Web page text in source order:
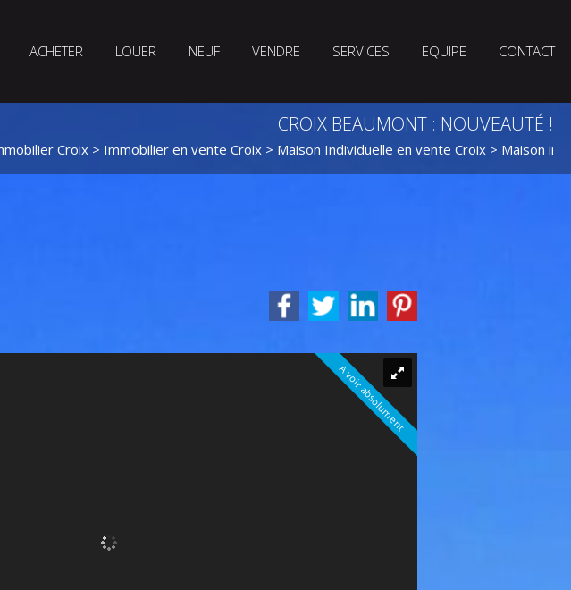
ACHETER LOUER NEUF VENDRE SERVICES EQUIPE CONTACT
CROIX BEAUMONT : NOUVEAUTÉ !
Croix > Immobilier en vente Croix > Maison Individuelle en vente Croix > Maison
A voir absolument